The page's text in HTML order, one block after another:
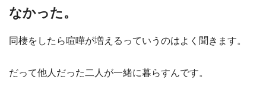
なかった。
同棲をしたら喧嘩が増えるっていうのはよく聞きます。
だって他人だった二人が一緒に暮らすんです。